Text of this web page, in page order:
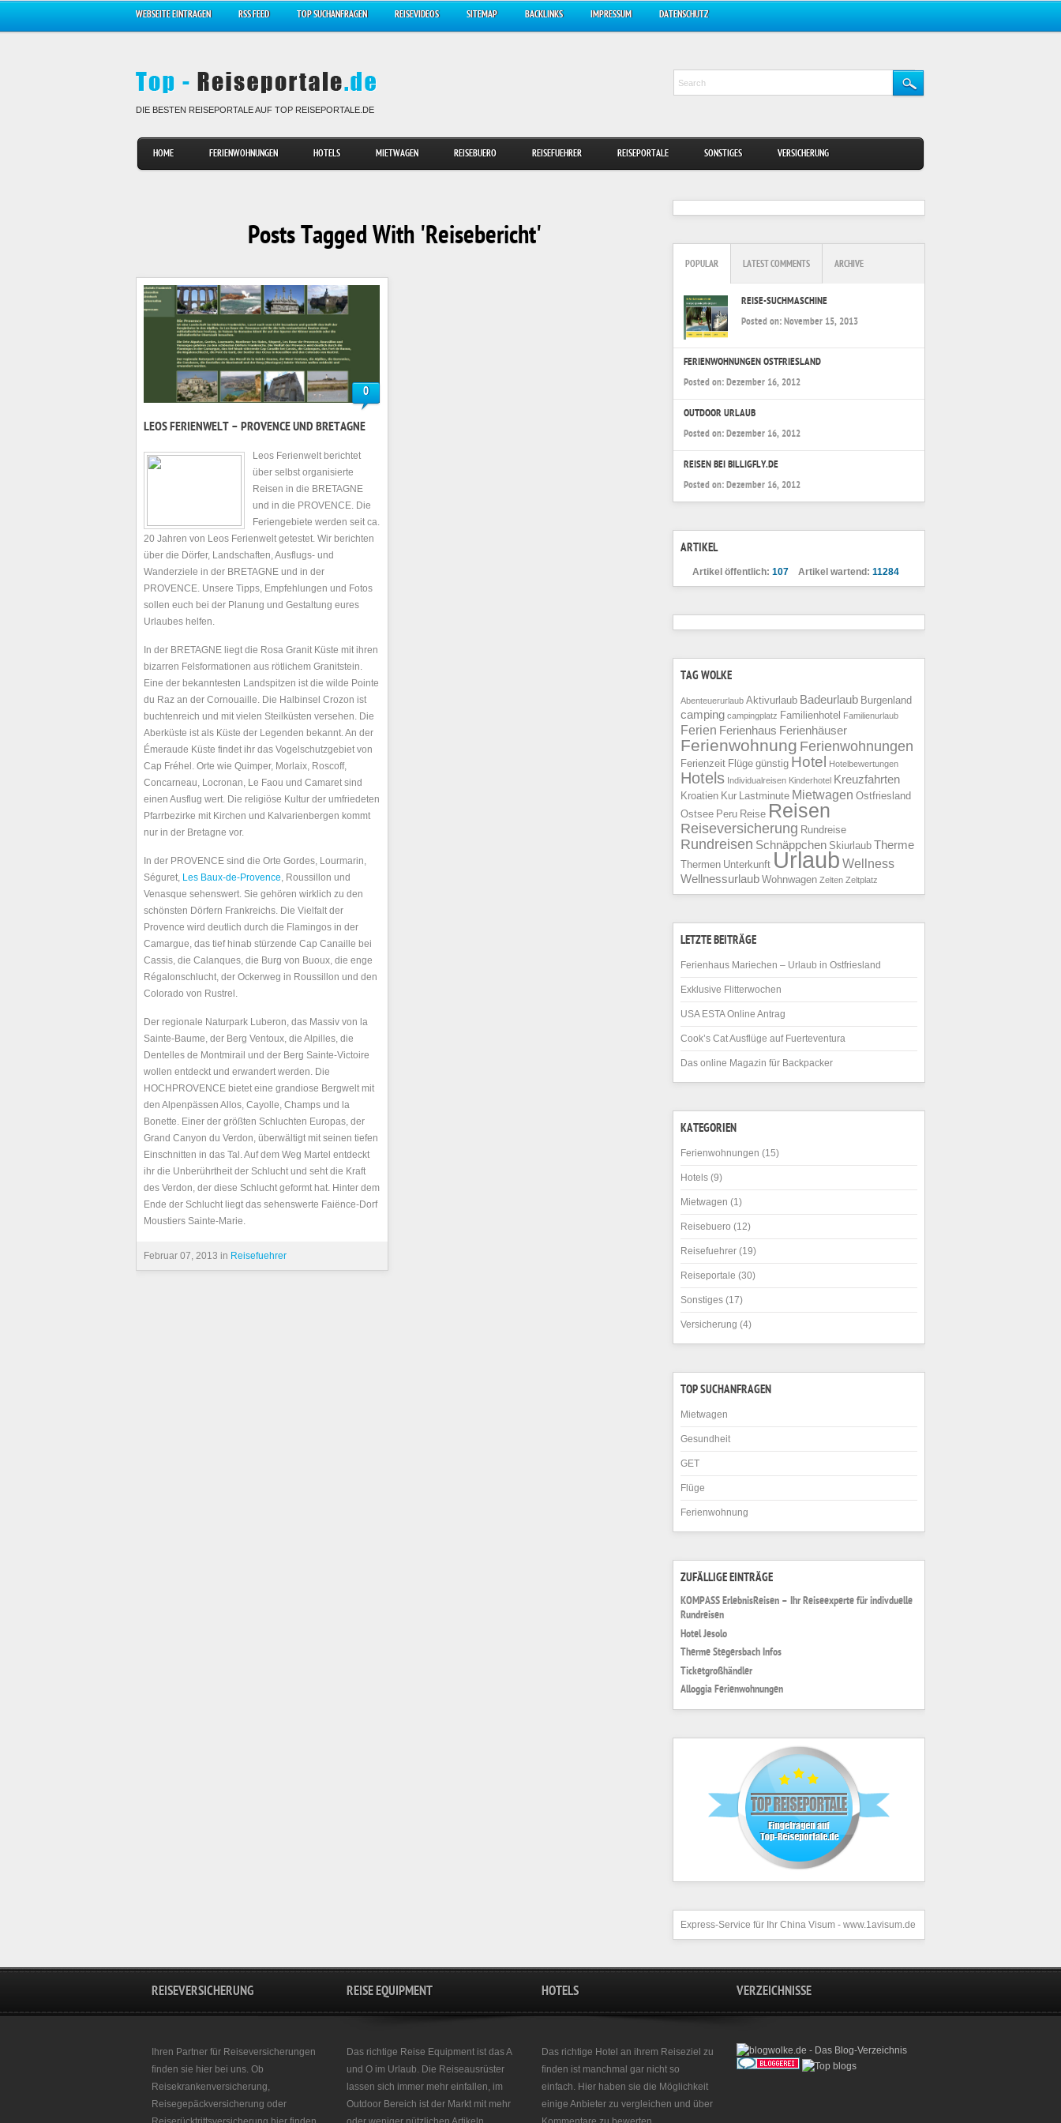
WEBSEITE EINTRAGEN RSS FEED TOP SUCHANFRAGEN REISEVIDEOS SITEMAP BACKLINKS IMPRESSUM DATENSCHUTZ
DIE BESTEN REISEPORTALE AUF TOP REISEPORTALE.DE
HOME FERIENWOHNUNGEN HOTELS MIETWAGEN REISEBUERO REISEFUEHRER REISEPORTALE SONSTIGES VERSICHERUNG
Posts Tagged With 'Reisebericht'
0
LEOS FERIENWELT – PROVENCE UND BRETAGNE
Leos Ferienwelt berichtet
über selbst organisierte
Reisen in die BRETAGNE
und in die PROVENCE. Die
Feriengebiete werden seit ca.
20 Jahren von Leos Ferienwelt getestet. Wir berichten
über die Dörfer, Landschaften, Ausflugs- und
Wanderziele in der BRETAGNE und in der
PROVENCE. Unsere Tipps, Empfehlungen und Fotos
sollen euch bei der Planung und Gestaltung eures
Urlaubes helfen.
In der BRETAGNE liegt die Rosa Granit Küste mit ihren
bizarren Felsformationen aus rötlichem Granitstein.
Eine der bekanntesten Landspitzen ist die wilde Pointe
du Raz an der Cornouaille. Die Halbinsel Crozon ist
buchtenreich und mit vielen Steilküsten versehen. Die
Aberküste ist als Küste der Legenden bekannt. An der
Émeraude Küste findet ihr das Vogelschutzgebiet von
Cap Fréhel. Orte wie Quimper, Morlaix, Roscoff,
Concarneau, Locronan, Le Faou und Camaret sind
einen Ausflug wert. Die religiöse Kultur der umfriedeten
Pfarrbezirke mit Kirchen und Kalvarienbergen kommt
nur in der Bretagne vor.
In der PROVENCE sind die Orte Gordes, Lourmarin,
Séguret, Les Baux-de-Provence, Roussillon und
Venasque sehenswert. Sie gehören wirklich zu den
schönsten Dörfern Frankreichs. Die Vielfalt der
Provence wird deutlich durch die Flamingos in der
Camargue, das tief hinab stürzende Cap Canaille bei
Cassis, die Calanques, die Burg von Buoux, die enge
Régalonschlucht, der Ockerweg in Roussillon und den
Colorado von Rustrel.
Der regionale Naturpark Luberon, das Massiv von la
Sainte-Baume, der Berg Ventoux, die Alpilles, die
Dentelles de Montmirail und der Berg Sainte-Victoire
wollen entdeckt und erwandert werden. Die
HOCHPROVENCE bietet eine grandiose Bergwelt mit
den Alpenpässen Allos, Cayolle, Champs und la
Bonette. Einer der größten Schluchten Europas, der
Grand Canyon du Verdon, überwältigt mit seinen tiefen
Einschnitten in das Tal. Auf dem Weg Martel entdeckt
ihr die Unberührtheit der Schlucht und seht die Kraft
des Verdon, der diese Schlucht geformt hat. Hinter dem
Ende der Schlucht liegt das sehenswerte Faiënce-Dorf
Moustiers Sainte-Marie.
Februar 07, 2013 in Reisefuehrer
POPULAR LATEST COMMENTS ARCHIVE
REISE-SUCHMASCHINE
Posted on: November 15, 2013
FERIENWOHNUNGEN OSTFRIESLAND
Posted on: Dezember 16, 2012
OUTDOOR URLAUB
Posted on: Dezember 16, 2012
REISEN BEI BILLIGFLY.DE
Posted on: Dezember 16, 2012
ARTIKEL
Artikel öffentlich: 107Artikel wartend: 11284
TAG WOLKE
Abenteuerurlaub Aktivurlaub Badeurlaub Burgenland
camping campingplatz Familienhotel Familienurlaub
Ferien Ferienhaus Ferienhäuser
Ferienwohnung Ferienwohnungen
Ferienzeit Flüge günstig Hotel Hotelbewertungen
Hotels Individualreisen Kinderhotel Kreuzfahrten
Kroatien Kur Lastminute Mietwagen Ostfriesland
Ostsee Peru Reise Reisen
Reiseversicherung Rundreise
Rundreisen Schnäppchen Skiurlaub Therme
Thermen Unterkunft Urlaub Wellness
Wellnessurlaub Wohnwagen Zelten Zeltplatz
LETZTE BEITRÄGE
Ferienhaus Mariechen – Urlaub in Ostfriesland
Exklusive Flitterwochen
USA ESTA Online Antrag
Cook’s Cat Ausflüge auf Fuerteventura
Das online Magazin für Backpacker
KATEGORIEN
Ferienwohnungen (15)
Hotels (9)
Mietwagen (1)
Reisebuero (12)
Reisefuehrer (19)
Reiseportale (30)
Sonstiges (17)
Versicherung (4)
TOP SUCHANFRAGEN
Mietwagen
Gesundheit
GET
Flüge
Ferienwohnung
ZUFÄLLIGE EINTRÄGE
KOMPASS ErlebnisReisen – Ihr Reiseexperte für indivduelle
Rundreisen
Hotel Jesolo
Therme Stegersbach Infos
Ticketgroßhändler
Alloggia Ferienwohnungen
Express-Service für Ihr China Visum - www.1avisum.de
REISEVERSICHERUNG
Ihren Partner für Reiseversicherungen
finden sie hier bei uns. Ob
Reisekrankenversicherung,
Reisegepäckversicherung oder
REISE EQUIPMENT
Das richtige Reise Equipment ist das A
und O im Urlaub. Die Reiseausrüster
lassen sich immer mehr einfallen, im
Outdoor Bereich ist der Markt mit mehr
HOTELS
Das richtige Hotel an ihrem Reiseziel zu
finden ist manchmal gar nicht so
einfach. Hier haben sie die Möglichkeit
einige Anbieter zu vergleichen und über
VERZEICHNISSE